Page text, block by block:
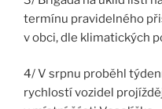
termínu pravidelného
v obci, dle klimatických
4/ V srpnu proběhl
rychlostí vozidel